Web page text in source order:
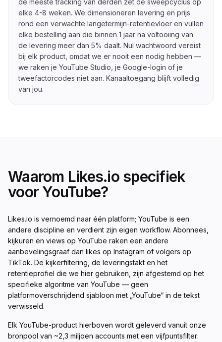
de meeste tracking van derden zet de sweepcyclus op
elke 4-8 weken. We dimensioneren levering en prijs
rond een verwachte langetermijn-retentievloer en vullen
elke bestelling aan die binnen 1 jaar na voltooiing van
de levering meer dan 5% daalt. Nul wachtwoord vereist
bij elk product, omdat we er nooit een nodig hebben —
we raken je YouTube Studio, je Google-login of je
tweefactorcodes niet aan. Kanaaltoegang blijft volledig
van jou.
Waarom Likes.io specifiek
voor YouTube?
Likes.io is vernoemd naar één platform; YouTube is een
andere discipline en verdient zijn eigen workflow. Abonnees,
kijkuren en views op YouTube raken een andere
aanbevelingsgraaf dan likes op Instagram of volgers op
TikTok. De kijkerfiltering, de leveringstakt en het
retentieprofiel die we hier gebruiken, zijn afgestemd op het
specifieke algoritme van YouTube — geen
platformoverschrijdend sjabloon met „YouTube“ in de tekst
verwisseld.
Elk YouTube-product hierboven wordt geleverd vanuit onze
bronpool van ~2,3 miljoen accounts met een vijfpuntsfilter: